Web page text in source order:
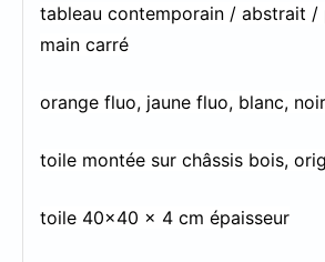
tableau contemporain / abstrait /
main carré
orange fluo, jaune fluo, blanc, noir
toile montée sur châssis bois,
toile 40x40 x 4 cm épaisseur